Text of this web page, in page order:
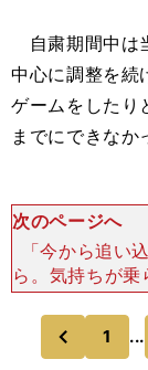
自粛期間中は
中心に調整を続
ゲームをしたり
までにできなか
次のページへ
「今から追い
ら。気持ちが乗
なくします。映
生活パターン
前
1 ...